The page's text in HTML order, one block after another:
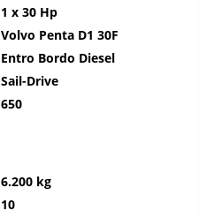
1 x 30 Hp
Volvo Penta D1 30F
Entro Bordo Diesel
Sail-Drive
650
6.200 kg
10